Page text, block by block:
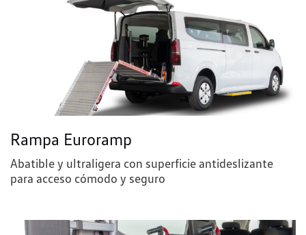
Rampa Euroramp
Abatible y ultraligera con superficie antideslizante
para acceso cómodo y seguro